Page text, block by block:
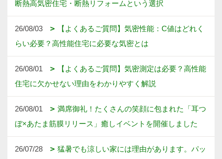
断熱高気密住宅・断熱リフォームという選択
26/08/03
【よくあるご質問】気密性能：C値はどれく
らい必要？高性能住宅に必要な気密とは
26/08/01
【よくあるご質問】気密測定は必要？高性能
住宅に欠かせない理由をわかりやすく解説
26/08/01
満席御礼！たくさんの笑顔に包まれた「耳つ
ぼ×あたま筋膜リリース」癒しイベントを開催しました
26/07/28
猛暑でも涼しい家には理由があります。パッ